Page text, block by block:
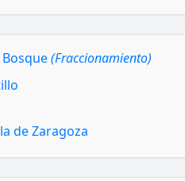
(Fraccionamiento)
de Zaragoza